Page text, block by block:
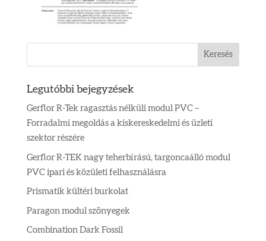
Legutóbbi bejegyzések
Gerflor R-Tek ragasztás nélküli modul PVC –
Forradalmi megoldás a kiskereskedelmi és üzleti
szektor részére
Gerflor R-TEK nagy teherbírású, targoncaálló modul
PVC ipari és közületi felhasználásra
Prismatik kültéri burkolat
Paragon modul szőnyegek
Combination Dark Fossil